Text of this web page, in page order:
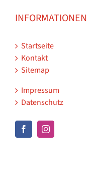
INFORMATIONEN
Startseite
Kontakt
Sitemap
Impressum
Datenschutz